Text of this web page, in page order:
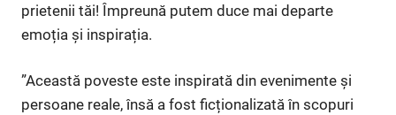
prietenii tăi! Împreună putem duce mai departe
emoția și inspirația.
”Această poveste este inspirată din evenimente și
persoane reale, însă a fost ficționalizată în scopuri